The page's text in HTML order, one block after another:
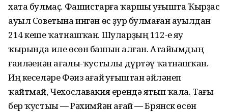
хата булмаҫ. Фашистарға ҡаршы һуғышта Ҡырҙас
ауыл Советына ингән өс ҙур булмаған ауылдан
214 кеше ҡатнашҡан. Шуларҙың 112-һе яу
ҡырында иле өсөн башын һалған. Атайымдың
ғаиләһенән ағалы-ҡустылы дүртәү ҡатнашҡан.
Иң кеселәре Фәиз ағай һуғыштан әйләнеп
ҡайтмай, Чехославакия ерендә ятып ҡала. Тағы
бер ҡустыһы — Рәхимйән ағай — Брянск өсөн